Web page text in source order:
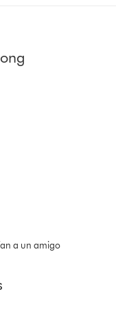
a un amigo